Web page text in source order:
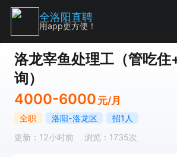
洛龙宰鱼处理工（管吃住
询）
4000-6000 元/月
全职 洛阳-洛龙区
招1人
更新：12小时前
浏览：1735次
全洛阳直聘
用app更方便！